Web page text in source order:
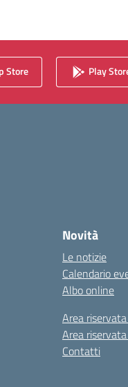
Store Play
Novità
Le notizie
Calendario
Albo online
Area
Area riservata
Contatti